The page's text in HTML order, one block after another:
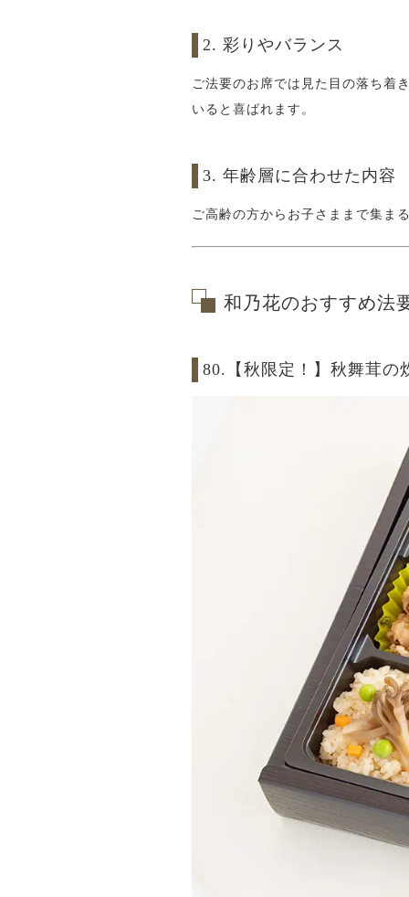
2. 彩りやバランス
ご法要のお席では見た目の落ち着
いると喜ばれます。
3. 年齢層に合わせた内容
ご高齢の方からお子さままで集ま
和乃花のおすすめ法
80.【秋限定！】秋舞茸の